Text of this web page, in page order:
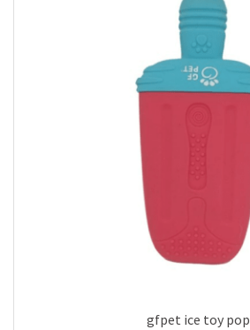
gfpet ice toy pop